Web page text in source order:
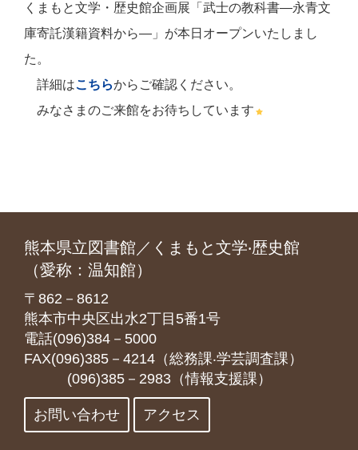
くまもと文学・歴史館企画展「武士の教科書―永青文
庫寄託漢籍資料から―」が本日オープンいたしまし
た。
詳細はこちらからご確認ください。
みなさまのご来館をお待ちしています
熊本県立図書館／くまもと文学‧歴史館
（愛称：温知館）
〒862－8612
熊本市中央区出水2丁目5番1号
電話(096)384－5000
FAX(096)385－4214（総務課‧学芸調査課）
(096)385－2983（情報支援課）
お問い合わせ アクセス